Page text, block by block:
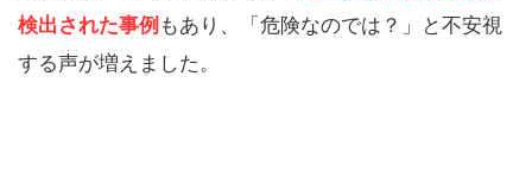
検出された事例 もあり、「危険なのでは？」と不安視
する声が増えました。